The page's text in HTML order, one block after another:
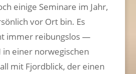
einige Seminare im Jahr,
vor Ort bin. Es
immer reibungslos —
in einer norwegischen
mit Fjordblick, der einen